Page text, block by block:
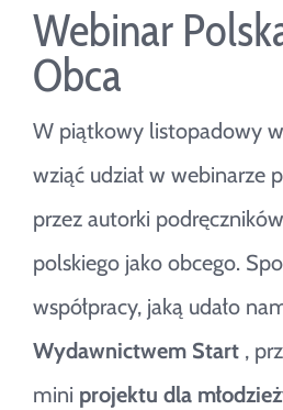
Webinar
Obca
W piątkowy listopadowy
wziąć udział w webinarze
przez autorki
polskiego jako obcego.
współpracy, jaką udało
Wydawnictwem Start ,
mini projektu dla